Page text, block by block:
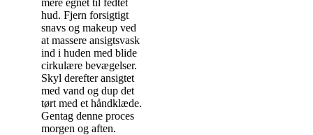
hud. Fjern forsigtigt
snavs og makeup ved
at massere ansigtsvask
ind i huden med blide
cirkulære bevægelser.
Skyl derefter ansigtet
med vand og dup det
tørt med et håndklæde.
Gentag denne proces
morgen og aften.